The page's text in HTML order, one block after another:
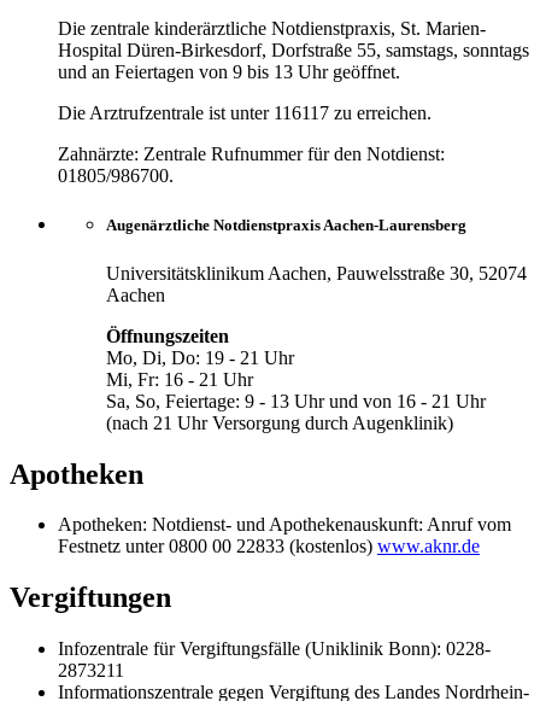
Die zentrale kinderärztliche Notdienstpraxis, St. Marien-
Hospital Düren-Birkesdorf, Dorfstraße 55, samstags, sonntags
und an Feiertagen von 9 bis 13 Uhr geöffnet.
Die Arztrufzentrale ist unter 116117 zu erreichen.
Zahnärzte: Zentrale Rufnummer für den Notdienst:
01805/986700.
Augenärztliche Notdienstpraxis Aachen-Laurensberg
Universitätsklinikum Aachen, Pauwelsstraße 30, 52074
Aachen
Öffnungszeiten
Mo, Di, Do: 19 - 21 Uhr
Mi, Fr: 16 - 21 Uhr
Sa, So, Feiertage: 9 - 13 Uhr und von 16 - 21 Uhr
(nach 21 Uhr Versorgung durch Augenklinik)
Apotheken
Apotheken: Notdienst- und Apothekenauskunft: Anruf vom
Festnetz unter 0800 00 22833 (kostenlos) www.aknr.de
Vergiftungen
Infozentrale für Vergiftungsfälle (Uniklinik Bonn): 0228-
2873211
Informationszentrale gegen Vergiftung des Landes Nordrhein-